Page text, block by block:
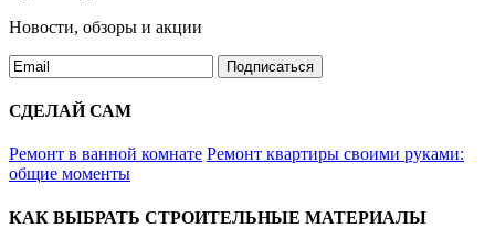
Новости, обзоры и акции
Подписаться
СДЕЛАЙ САМ
Ремонт в ванной комнате Ремонт квартиры своими руками:
общие моменты
КАК ВЫБРАТЬ СТРОИТЕЛЬНЫЕ МАТЕРИАЛЫ